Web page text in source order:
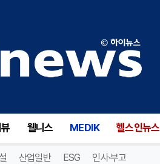
웰니스 MEDIK 헬스인뉴스
산업일반 ESG 인사·부고